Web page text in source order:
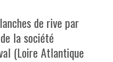
de rive par
la société
(Loire Atlantique